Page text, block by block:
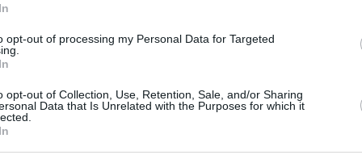
opt-out of processing my Personal Data for Targeted
opt-out of Collection, Use, Retention, Sale, and/or Sharing
Data that Is Unrelated with the Purposes for which it
den Häusern der Menschen. Die Schüler
die Abteilungsleiter schrieben über das, was ihre
die alle dort lebenden Menschen im Auge hatten,
talentierter Ungarn das Land verließen und die